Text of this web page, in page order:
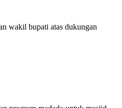
wakil bupati atas dukungan